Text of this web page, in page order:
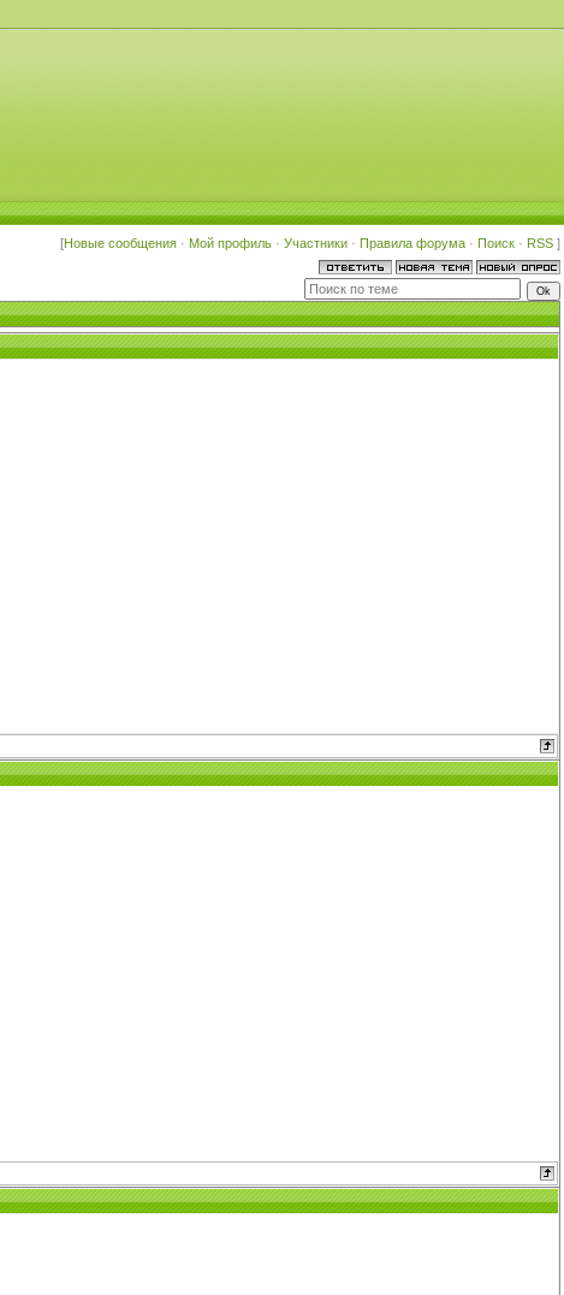
[Новые сообщения · Мой профиль · Участники · Правила форума · Поиск · RSS ]